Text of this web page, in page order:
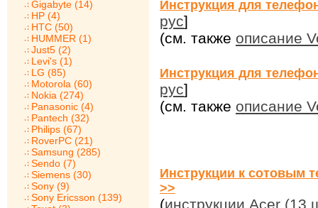
Gigabyte (14)
HP (4)
HTC (50)
HUMMER (1)
Just5 (2)
Levi's (1)
LG (85)
Motorola (60)
Nokia (274)
Panasonic (4)
Pantech (32)
Philips (67)
RoverPC (21)
Samsung (285)
Sendo (7)
Siemens (30)
Sony (9)
Sony Ericsson (139)
Инструкция для
рус]
(см. также описание
Инструкция для
рус]
(см. также описание
Инструкции к сотовым
>>
(инструкции Acer (13